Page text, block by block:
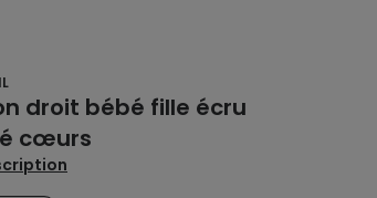
droit bébé fille écru
cœurs